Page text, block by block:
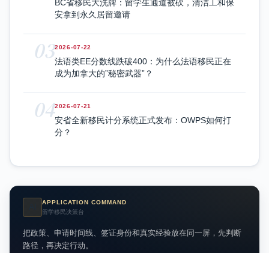
BC省移民大洗牌：留学生通道被砍，清洁工和保
安拿到永久居留邀请
032026-07-22
法语类EE分数线跌破400：为什么法语移民正在
成为加拿大的”秘密武器”？
042026-07-21
安省全新移民计分系统正式发布：OWPS如何打
分？
APPLICATION COMMAND
留学移民决策台
把政策、申请时间线、签证身份和真实经验放在同一屏，先判断
路径，再决定行动。